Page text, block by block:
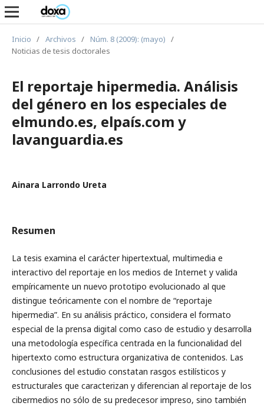
Inicio / Archivos / Núm. 8 (2009): (mayo) /
Noticias de tesis doctorales
El reportaje hipermedia. Análisis
del género en los especiales de
elmundo.es, elpaís.com y
lavanguardia.es
Ainara Larrondo Ureta
Resumen
La tesis examina el carácter hipertextual, multimedia e
interactivo del reportaje en los medios de Internet y valida
empíricamente un nuevo prototipo evolucionado al que
distingue teóricamente con el nombre de “reportaje
hipermedia”. En su análisis práctico, considera el formato
especial de la prensa digital como caso de estudio y desarrolla
una metodología específica centrada en la funcionalidad del
hipertexto como estructura organizativa de contenidos. Las
conclusiones del estudio constatan rasgos estilísticos y
estructurales que caracterizan y diferencian al reportaje de los
cibermedios no sólo de su predecesor impreso, sino también